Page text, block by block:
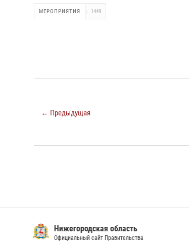
МЕРОПРИЯТИЯ 1449
← Предыдущая
Нижегородская область
Официальный сайт Правительства